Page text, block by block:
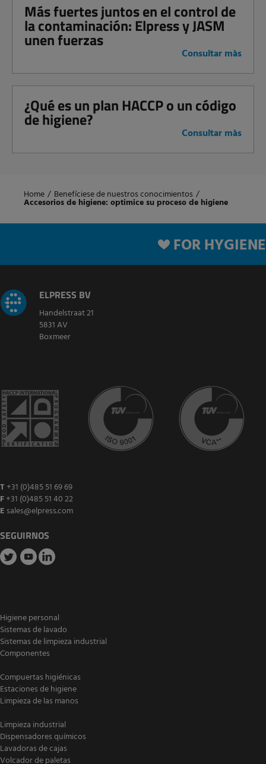
Más fuertes juntos en el control de
la contaminación: Elpress y JASM
unen fuerzas
Consultar màs
¿Qué es un plan HACCP o un código
de higiene?
Consultar màs
Home / Benefíciese de nuestros conocimientos /
Accesorios de higiene: optimice su proceso de higiene
FOR HYGIENE
ELPRESS BV
Handelstraat 21
5831 AV
Boxmeer
T +31 (0)485 51 69 69
F+31 (0)485 51 40 22
E sales@elpress.com
SEGUIRNOS
Higiene personal
Sistemas de lavado
Sistemas de limpieza industrial
Componentes
Compuertas higiénicas
Estaciones de higiene
Limpieza de las manos
Limpieza industrial
Dispensadores químicos
Lavadoras de cajas
Volcador de paletas